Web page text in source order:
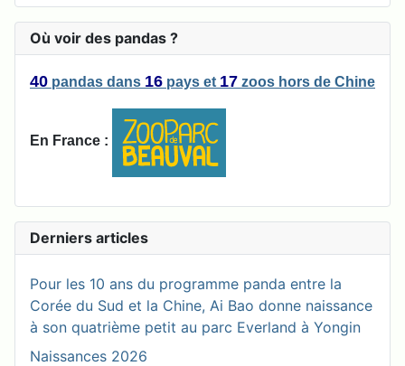
Où voir des pandas ?
40 pandas dans 16 pays et 17 zoos hors de Chine
En France :
Derniers articles
Pour les 10 ans du programme panda entre la
Corée du Sud et la Chine, Ai Bao donne naissance
à son quatrième petit au parc Everland à Yongin
Naissances 2026